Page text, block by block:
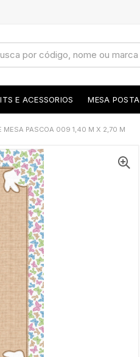
E ACESSORIOS MESA POSTA
MESA PASCOA 009 1,40 M X 2,70 M